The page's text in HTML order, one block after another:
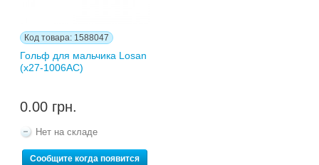
Код товара: 1588047
Гольф для мальчика Losan
(x27-1006AС)
0.00 грн.
Нет на складе
Сообщите когда появится